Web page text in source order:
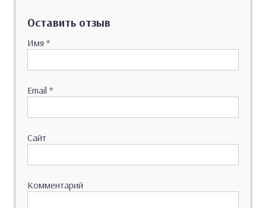
Оставить отзыв
Имя *
Email *
Сайт
Комментарий